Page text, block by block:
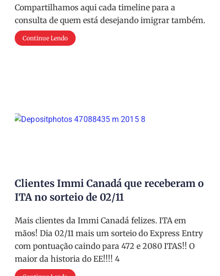
Compartilhamos aqui cada timeline para a
consulta de quem está desejando imigrar também.
Continue Lendo
Clientes Immi Canadá que receberam o
ITA no sorteio de 02/11
Mais clientes da Immi Canadá felizes. ITA em
mãos! Dia 02/11 mais um sorteio do Express Entry
com pontuação caindo para 472 e 2080 ITAS!! O
maior da historia do EE!!!! 4